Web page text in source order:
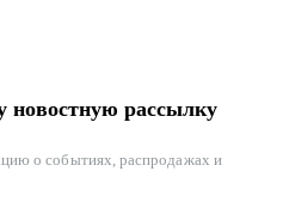
новостную рассылку
о событиях, распродажах и